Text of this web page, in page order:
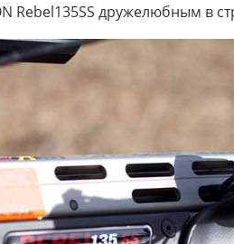
Rebel135SS дружелюбным в